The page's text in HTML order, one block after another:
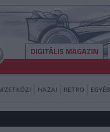
DIGITÁLIS MAGAZIN
HAZAI RETRO EGYÉB